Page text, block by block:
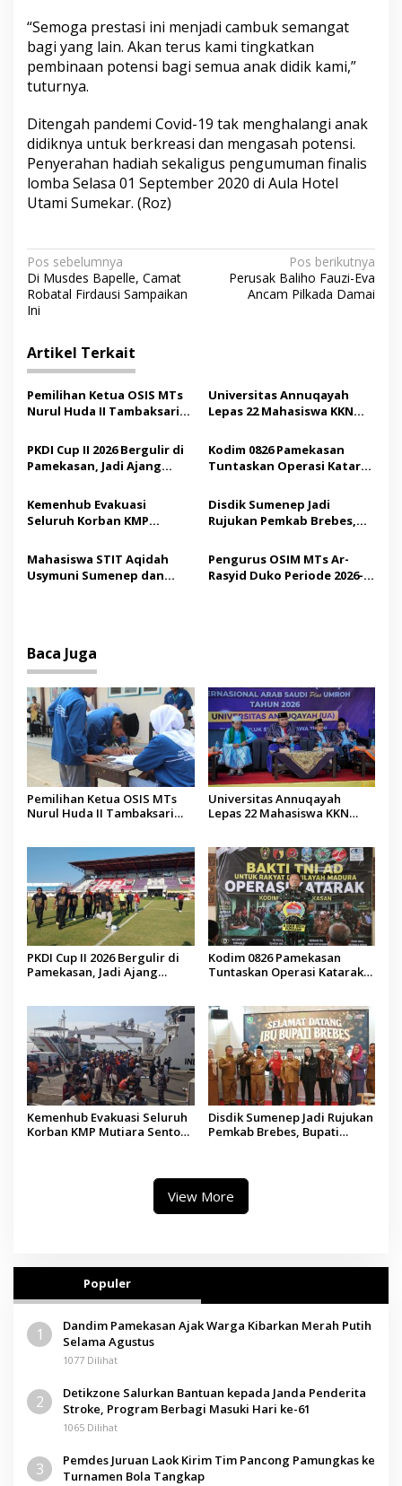
s
i
“Semoga prestasi ini menjadi cambuk semangat
bagi yang lain. Akan terus kami tingkatkan
pembinaan potensi bagi semua anak didik kami,”
tuturnya.
Ditengah pandemi Covid-19 tak menghalangi anak
didiknya untuk berkreasi dan mengasah potensi.
Penyerahan hadiah sekaligus pengumuman finalis
lomba Selasa 01 September 2020 di Aula Hotel
Utami Sumekar. (Roz)
N
a
v
i
g
a
s
i
p
o
s
Pos sebelumnya
Di Musdes Bapelle, Camat
Robatal Firdausi Sampaikan
Ini
Pos berikutnya
Perusak Baliho Fauzi-Eva
Ancam Pilkada Damai
Artikel Terkait
Pemilihan Ketua OSIS MTs
Nurul Huda II Tambaksari
Demokrasi bagi Siswa
Universitas Annuqayah
Lepas 22 Mahasiswa KKN
Saudi
PKDI Cup II 2026 Bergulir di
Pamekasan, Jadi Ajang
Madura
Kodim 0826 Pamekasan
Tuntaskan Operasi Katarak
Tindakan Medis
Kemenhub Evakuasi
Seluruh Korban KMP
Operator Diaudit
Disdik Sumenep Jadi
Rujukan Pemkab Brebes,
Pendidikan Berbasis
Budaya
Mahasiswa STIT Aqidah
Usymuni Sumenep dan
Pengurus OSIM MTs Ar-
Rasyid Duko Periode 2026-
Baca Juga
Pemilihan Ketua OSIS MTs
Nurul Huda II Tambaksari
Universitas Annuqayah
Lepas 22 Mahasiswa KKN
PKDI Cup II 2026 Bergulir di
Pamekasan, Jadi Ajang
Kodim 0826 Pamekasan
Tuntaskan Operasi Katarak
Kemenhub Evakuasi Seluruh
Korban KMP Mutiara Sentosa
Disdik Sumenep Jadi Rujukan
Pemkab Brebes, Bupati
View More
Populer
1
Dandim Pamekasan Ajak Warga Kibarkan Merah Putih
Selama Agustus
1077 Dilihat
2
Detikzone Salurkan Bantuan kepada Janda Penderita
Stroke, Program Berbagi Masuki Hari ke-61
1065 Dilihat
3
Pemdes Juruan Laok Kirim Tim Pancong Pamungkas ke
Turnamen Bola Tangkap